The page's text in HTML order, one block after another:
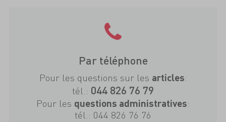
Par téléphone
Pour les questions sur les articles:
tél.: 044 826 76 79
Pour les questions administratives:
tél.: 044 826 76 76